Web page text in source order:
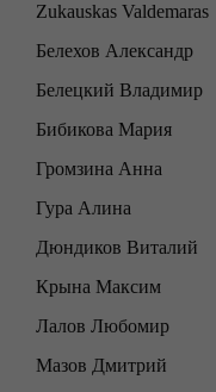
Zukauskas Valdemaras
Белехов Александр
Белецкий Владимир
Бибикова Мария
Громзина Анна
Гура Алина
Дюндиков Виталий
Крына Максим
Лалов Любомир
Мазов Дмитрий